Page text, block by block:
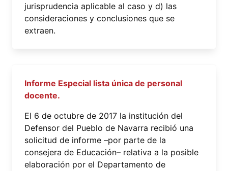
jurisprudencia aplicable al caso y d) las
consideraciones y conclusiones que se
extraen.
Informe Especial lista única de personal
docente.
El 6 de octubre de 2017 la institución del
Defensor del Pueblo de Navarra recibió una
solicitud de informe –por parte de la
consejera de Educación– relativa a la posible
elaboración por el Departamento de